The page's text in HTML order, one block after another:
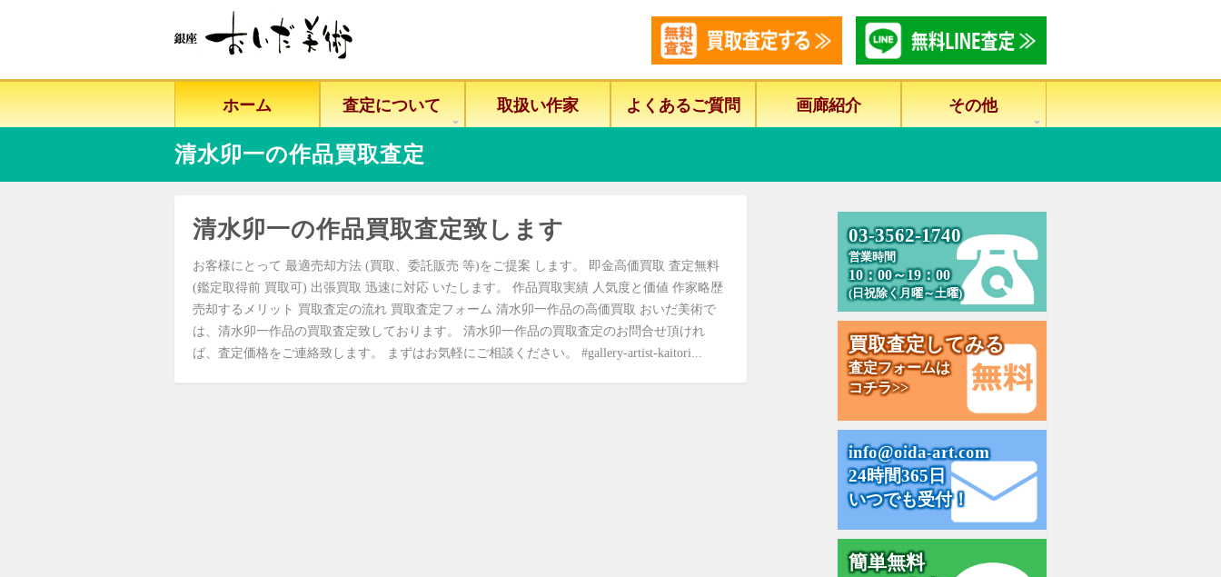
ホーム 査定について 取扱い作家 よくあるご質問 画廊紹介 その他
清水卯一の作品買取査定
清水卯一の作品買取査定致します
お客様にとって 最適売却方法 (買取、委託販売 等)をご提案 します。 即金高価買取 査定無料
(鑑定取得前 買取可) 出張買取 迅速に対応 いたします。 作品買取実績 人気度と価値 作家略歴
売却するメリット 買取査定の流れ 買取査定フォーム 清水卯一作品の高価買取 おいだ美術で
は、清水卯一作品の買取査定致しております。 清水卯一作品の買取査定のお問合せ頂けれ
ば、査定価格をご連絡致します。 まずはお気軽にご相談ください。 #gallery-artist-kaitori...
03-3562-1740
営業時間
10：00～19：00
(日祝除く月曜～土曜)
買取査定してみる
査定フォームは
コチラ>>
info@oida-art.com
24時間365日
いつでも受付！
簡単無料